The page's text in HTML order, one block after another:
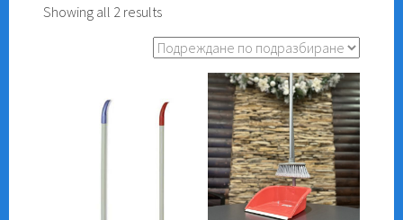
Showing all 2 results